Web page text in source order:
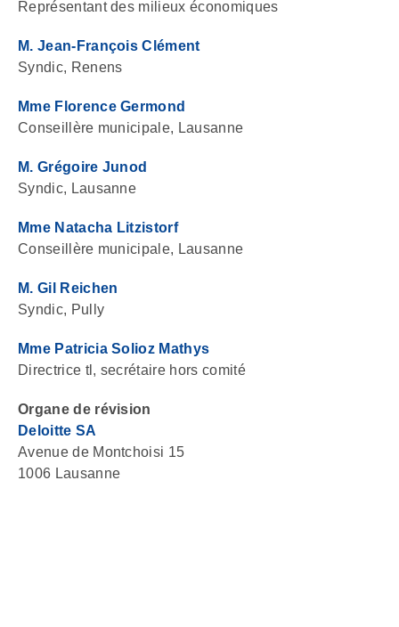
Représentant des milieux économiques
M. Jean-François Clément
Syndic, Renens
Mme Florence Germond
Conseillère municipale, Lausanne
M. Grégoire Junod
Syndic, Lausanne
Mme Natacha Litzistorf
Conseillère municipale, Lausanne
M. Gil Reichen
Syndic, Pully
Mme Patricia Solioz Mathys
Directrice tl, secrétaire hors comité
Organe de révision
Deloitte SA
Avenue de Montchoisi 15
1006 Lausanne